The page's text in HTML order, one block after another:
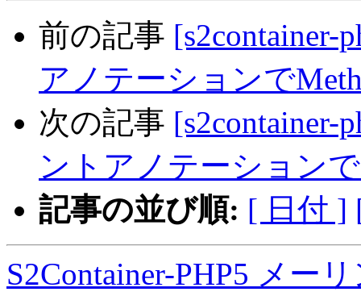
前の記事 [s2container-
アノテーションで
次の記事 [s2container-
ントアノテーション
記事の並び順: [ 日付 ]
S2Container-PHP5 メー